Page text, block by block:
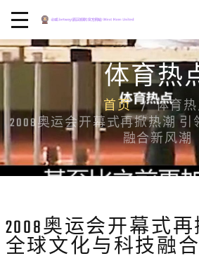
体育热
首页
体育
2008奥运会开幕式再掀热潮
融合新风潮
2008奥运会开幕式
全球文化与科技融